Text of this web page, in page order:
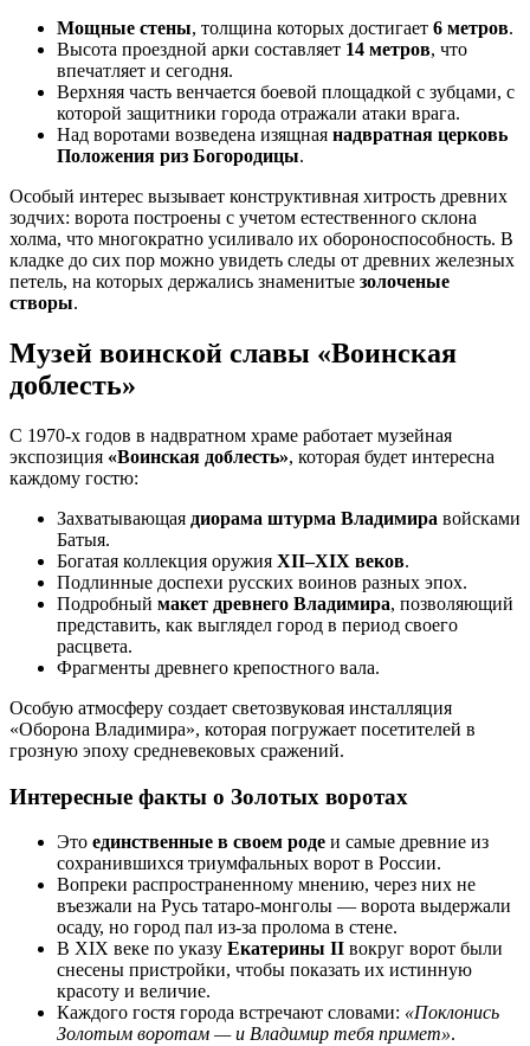
Мощные стены, толщина которых достигает 6 метров.
Высота проездной арки составляет 14 метров, что
впечатляет и сегодня.
Верхняя часть венчается боевой площадкой с зубцами, с
которой защитники города отражали атаки врага.
Над воротами возведена изящная надвратная церковь
Положения риз Богородицы.
Особый интерес вызывает конструктивная хитрость древних
зодчих: ворота построены с учетом естественного склона
холма, что многократно усиливало их обороноспособность. В
кладке до сих пор можно увидеть следы от древних железных
петель, на которых держались знаменитые золоченые
створы.
Музей воинской славы «Воинская
доблесть»
С 1970-х годов в надвратном храме работает музейная
экспозиция «Воинская доблесть», которая будет интересна
каждому гостю:
Захватывающая диорама штурма Владимира войсками
Батыя.
Богатая коллекция оружия XII–XIX веков.
Подлинные доспехи русских воинов разных эпох.
Подробный макет древнего Владимира, позволяющий
представить, как выглядел город в период своего
расцвета.
Фрагменты древнего крепостного вала.
Особую атмосферу создает светозвуковая инсталляция
«Оборона Владимира», которая погружает посетителей в
грозную эпоху средневековых сражений.
Интересные факты о Золотых воротах
Это единственные в своем роде и самые древние из
сохранившихся триумфальных ворот в России.
Вопреки распространенному мнению, через них не
въезжали на Русь татаро-монголы — ворота выдержали
осаду, но город пал из-за пролома в стене.
В XIX веке по указу Екатерины II вокруг ворот были
снесены пристройки, чтобы показать их истинную
красоту и величие.
Каждого гостя города встречают словами: «Поклонись
Золотым воротам — и Владимир тебя примет».